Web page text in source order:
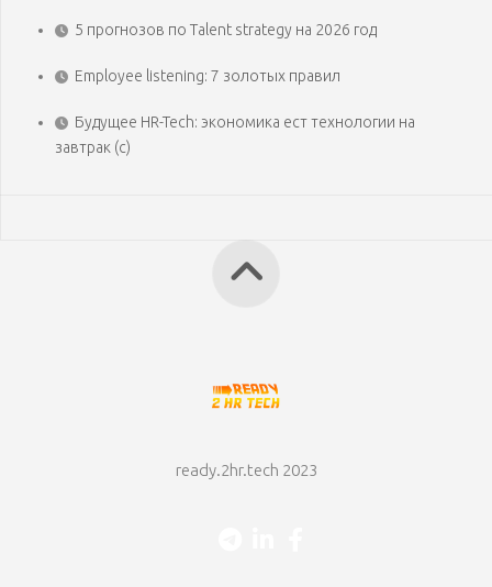
5 прогнозов по Talent strategy на 2026 год
Employee listening: 7 золотых правил
Будущее HR-Tech: экономика ест технологии на
завтрак (с)
ready.2hr.tech 2023